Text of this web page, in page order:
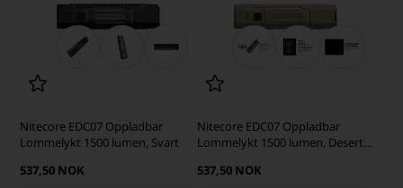
Nitecore EDC07 Oppladbar
Lommelykt 1500 lumen, Svart
537,50 NOK
Nitecore EDC07 Oppladbar
Lommelykt 1500 lumen, Desert
537,50 NOK